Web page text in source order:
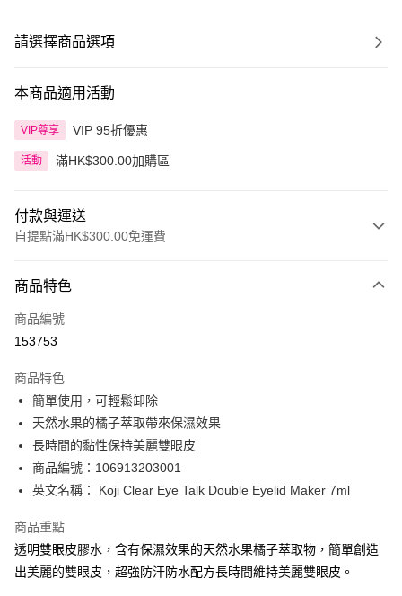
請選擇商品選項
本商品適用活動
VIP尊享 VIP 95折優惠
活動 滿HK$300.00加購區
付款與運送
自提點滿HK$300.00免運費
信用卡
Apple Pay
PayMe
WeChat Pay
BoC Pay
順豐自助櫃 - 確認發貨後1-3個工作天送達
每筆HK$65.00，滿HK$300.00或以上免運費
商品特色
商品編號
153753
商品特色
簡單使用，可輕鬆卸除
天然水果的橘子萃取帶來保濕效果
長時間的黏性保持美麗雙眼皮
商品編號：106913203001
英文名稱： Koji Clear Eye Talk Double Eyelid Maker 7ml
商品重點
透明雙眼皮膠水，含有保濕效果的天然水果橘子萃取物，簡單創造
出美麗的雙眼皮，超強防汗防水配方長時間維持美麗雙眼皮。